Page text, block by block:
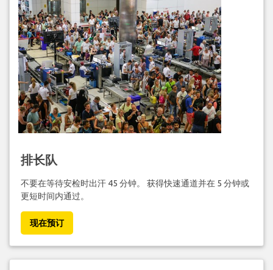
排长队
不要在等待安检时出汗 45 分钟。 获得快速通道并在 5 分钟或
更短时间内通过。
现在预订